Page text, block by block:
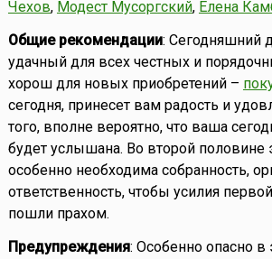
Чехов, Модест Мусоргский, Елена
Общие рекомендации: Сегодняшний
удачный для всех честных и
хорош для новых приобретений –
сегодня, принесет вам радость и
того, вполне вероятно, что ваша
будет услышана. Во второй половине
особенно необходима собранность,
ответственность, чтобы усилия
пошли прахом.
Предупреждения: Особенно опасно в